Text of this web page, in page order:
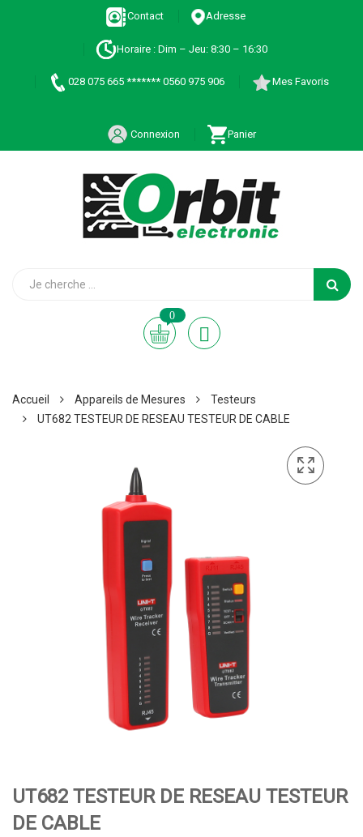
Contact Adresse
Horaire : Dim – Jeu: 8:30 – 16:30
028 075 665 ******* 0560 975 906 Mes Favoris
Connexion Panier
0
Accueil Appareils de Mesures
Testeurs
UT682 TESTEUR DE RESEAU TESTEUR DE CABLE
UT682 TESTEUR DE RESEAU TESTEUR
DE CABLE